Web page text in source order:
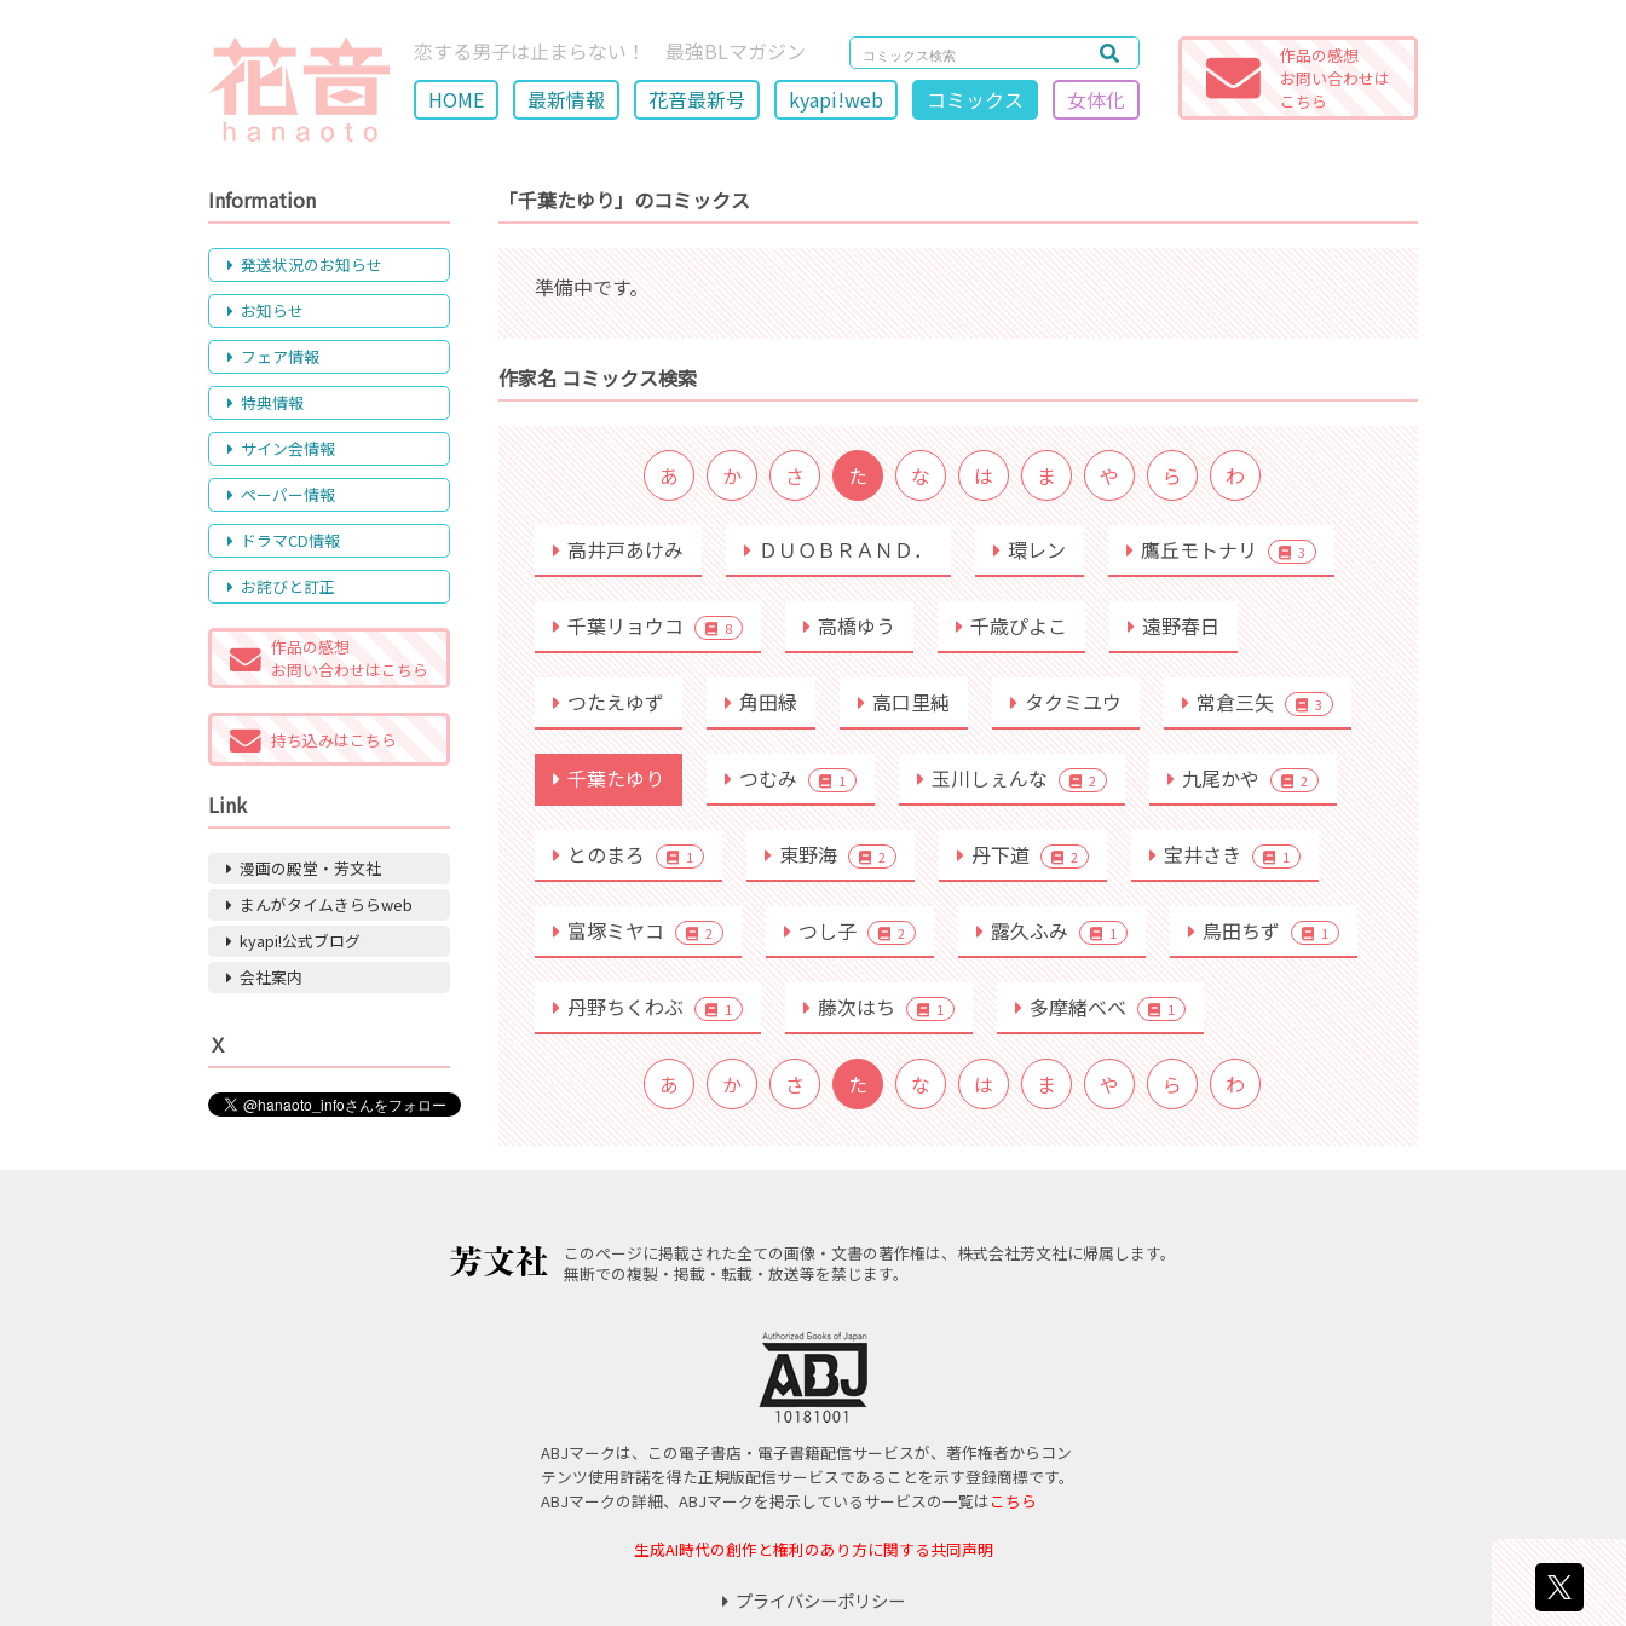
恋する男子は止まらない！ 最強BLマガジン
HOME
最新情報 花音最新号 kyapi!web コミックス 女体化
作品の感想
お問い合わせは
こちら
「千葉たゆり」のコミックス
準備中です。
作家名 コミックス検索
あ か さ た な は ま や ら わ
高井戸あけみ ＤＵＯＢＲＡＮＤ． 環レン 鷹丘モトナリ 3
千葉リョウコ 8 高橋ゆう 千歳ぴよこ 遠野春日
つたえゆず 角田緑 高口里純 タクミユウ 常倉三矢 3
千葉たゆり つむみ 1 玉川しぇんな 2 九尾かや 2
とのまろ 1 東野海 2 丹下道 2 宝井さき 1
富塚ミヤコ 2 つし子 2 露久ふみ 1 鳥田ちず 1
丹野ちくわぶ 1 藤次はち 1 多摩緒べべ 1
あ か さ た な は ま や ら わ
Information
発送状況のお知らせ
お知らせ
フェア情報
特典情報
サイン会情報
ペーパー情報
ドラマCD情報
お詫びと訂正
作品の感想
お問い合わせはこちら
持ち込みはこちら
Link
漫画の殿堂・芳文社
まんがタイムきららweb
kyapi!公式ブログ
会社案内
Ｘ
このページに掲載された全ての画像・文書の著作権は、株式会社芳文社に帰属します。
無断での複製・掲載・転載・放送等を禁じます。
ABJマークは、この電子書店・電子書籍配信サービスが、著作権者からコン
テンツ使用許諾を得た正規版配信サービスであることを示す登録商標です。
ABJマークの詳細、ABJマークを掲示しているサービスの一覧はこちら
生成AI時代の創作と権利のあり方に関する共同声明
プライバシーポリシー